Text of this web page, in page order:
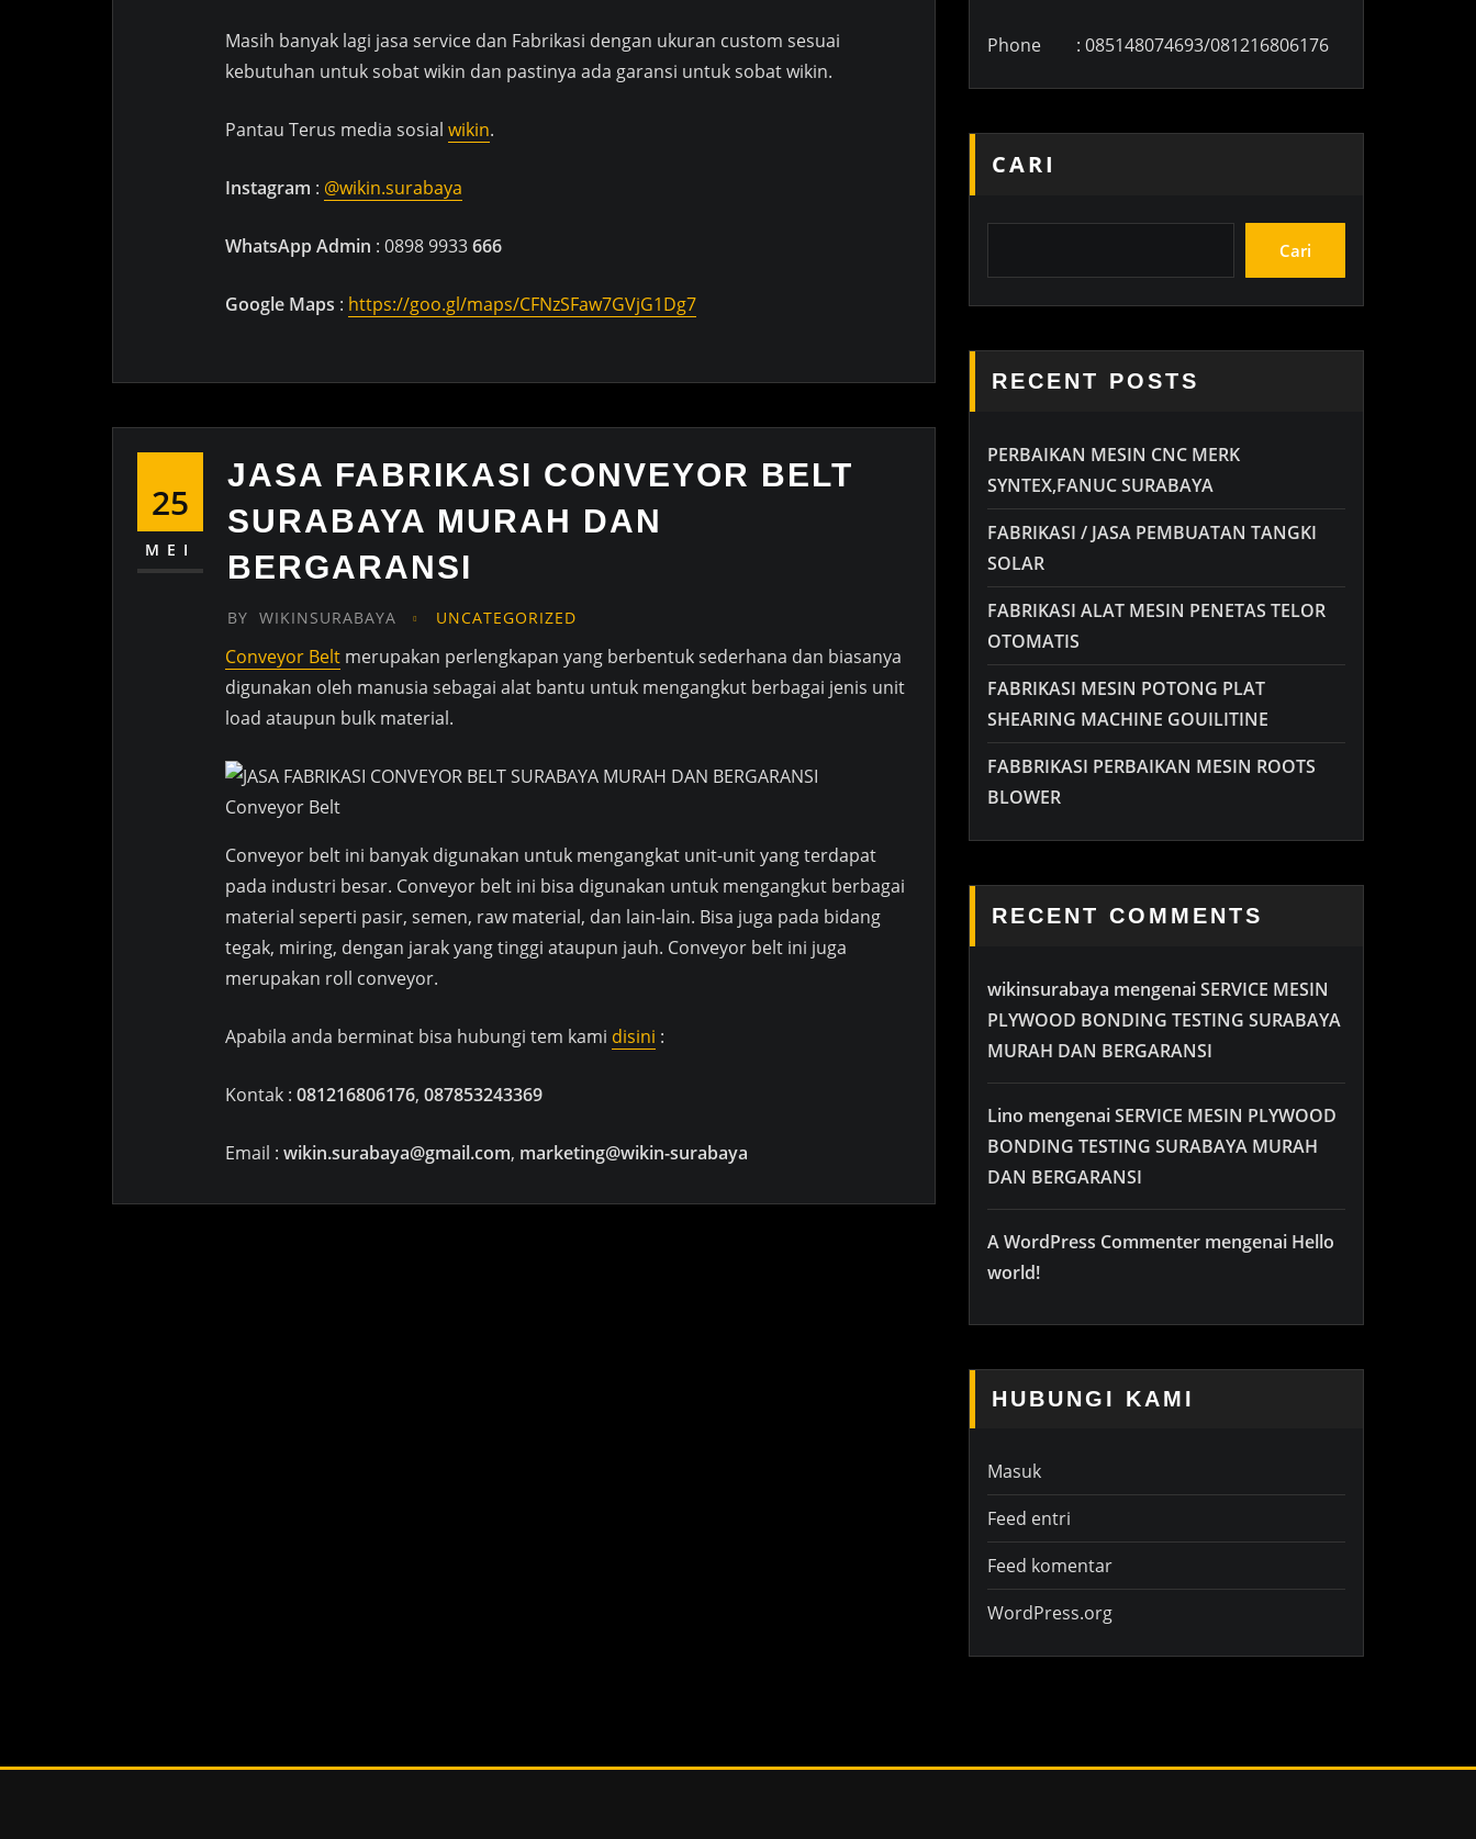
Masih banyak lagi jasa service dan Fabrikasi dengan ukuran custom sesuai
kebutuhan untuk sobat wikin dan pastinya ada garansi untuk sobat wikin.
Pantau Terus media sosial wikin.
Instagram : @wikin.surabaya
WhatsApp Admin : 0898 9933666
Google Maps : https://goo.gl/maps/CFNzSFaw7GVjG1Dg7
25
MEI
JASA FABRIKASI CONVEYOR BELT
SURABAYA MURAH DAN
BERGARANSI
BY WIKINSURABAYA UNCATEGORIZED
Conveyor Belt merupakan perlengkapan yang berbentuk sederhana dan biasanya
digunakan oleh manusia sebagai alat bantu untuk mengangkut berbagai jenis unit
load ataupun bulk material.
Conveyor Belt
Conveyor belt ini banyak digunakan untuk mengangkat unit-unit yang terdapat
pada industri besar. Conveyor belt ini bisa digunakan untuk mengangkut berbagai
material seperti pasir, semen, raw material, dan lain-lain. Bisa juga pada bidang
tegak, miring, dengan jarak yang tinggi ataupun jauh. Conveyor belt ini juga
merupakan roll conveyor.
Apabila anda berminat bisa hubungi tem kami disini :
Kontak : 081216806176, 087853243369
Email : wikin.surabaya@gmail.com, marketing@wikin-surabaya
Phone : 085148074693/081216806176
CARI
Cari
RECENT POSTS
PERBAIKAN MESIN CNC MERK
SYNTEX,FANUC SURABAYA
FABRIKASI / JASA PEMBUATAN TANGKI
SOLAR
FABRIKASI ALAT MESIN PENETAS TELOR
OTOMATIS
FABRIKASI MESIN POTONG PLAT
SHEARING MACHINE GOUILITINE
FABBRIKASI PERBAIKAN MESIN ROOTS
BLOWER
RECENT COMMENTS
wikinsurabaya mengenaiSERVICE MESIN
PLYWOOD BONDING TESTING SURABAYA
MURAH DAN BERGARANSI
Lino mengenaiSERVICE MESIN PLYWOOD
BONDING TESTING SURABAYA MURAH
DAN BERGARANSI
A WordPress Commenter mengenai Hello
world!
HUBUNGI KAMI
Masuk
Feed entri
Feed komentar
WordPress.org